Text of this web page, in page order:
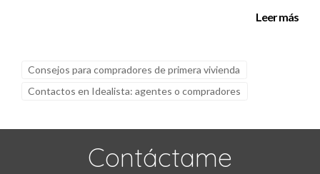
Leer más
Consejos para compradores de primera vivienda
Contactos en Idealista: agentes o compradores
Contáctame